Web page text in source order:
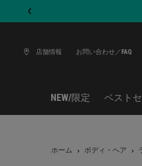
店舗情報 お問い合わせ／FAQ
NEW/限定 ベスト
ホーム ボディ・ヘア